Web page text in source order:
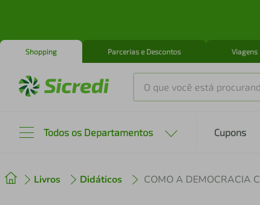
Shopping Parcerias e Descontos Viagens
O que você está procurando?
Todos os Departamentos Cupons
Livros Didáticos COMO A DEMOCRACIA
2 cafeteira